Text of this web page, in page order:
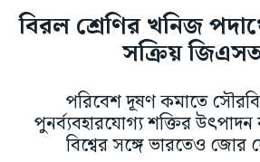
বিরল শ্রেণির খনিজ
সক্রিয়
পরিবেশ দূষণ কমাতে
পুনর্ব্যবহারযোগ্য শক্তির উৎপাদন
বিশ্বের সঙ্গে ভারতেও জোর